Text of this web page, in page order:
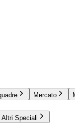
Mercato
Altri Speciali